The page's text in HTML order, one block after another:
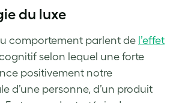
du luxe
comportement parlent de l’effet
selon lequel une forte
positivement notre
d’une personne, d’un produit